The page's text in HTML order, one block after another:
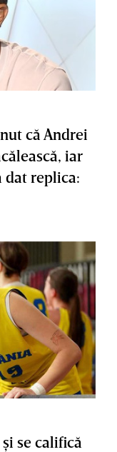
că Andrei
iar
replica:
se califică